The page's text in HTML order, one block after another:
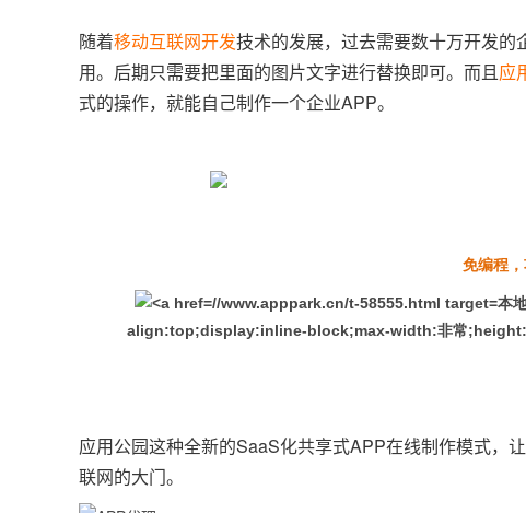
随着移动互联网开发技术的发展，过去需要数十万开发的
用。后期只需要把里面的图片文字进行替换即可。而且应
式的操作，就能自己制作一个企业APP。
免编程
本
align:top;display:inline-block;max-width:非常
应用公园这种全新的SaaS化共享式APP在线制作模式，
联网的大门。